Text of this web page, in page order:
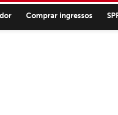
Comprar ingressos